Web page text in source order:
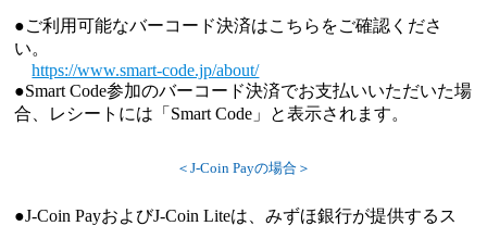
●ご利用可能なバーコード決済はこちらをご確認くださ
い。
https://www.smart-code.jp/about/
●Smart Code参加のバーコード決済でお支払いいただいた場
合、レシートには「Smart Code」と表示されます。
＜J-Coin Payの場合＞
●J-Coin PayおよびJ-Coin Liteは、みずほ銀行が提供するス